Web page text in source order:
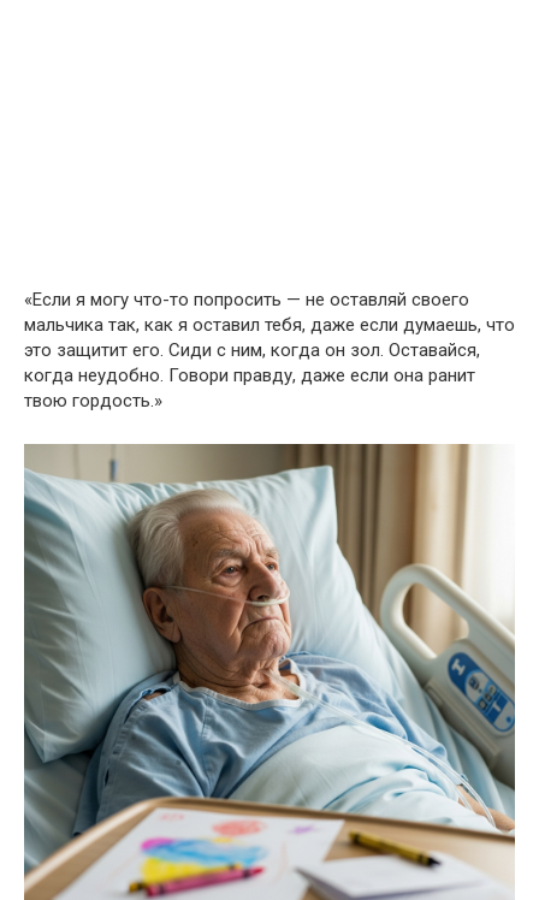
«Если я могу что-то попросить — не оставляй своего
мальчика так, как я оставил тебя, даже если думаешь, что
это защитит его. Сиди с ним, когда он зол. Оставайся,
когда неудобно. Говори правду, даже если она ранит
твою гордость.»